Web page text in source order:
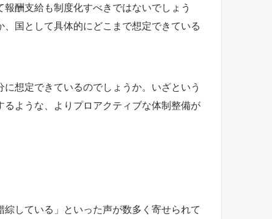
酬支給も制度化すべきではないでしょう
国として具体的にどこまで想定できている
想定できているのでしょうか。いざという
ような、よりプロアクティブな体制整備が
している」といった声が数多く寄せられて